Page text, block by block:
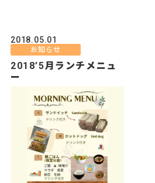
2018.05.01
お知らせ
2018’5月ランチメニュ
ー